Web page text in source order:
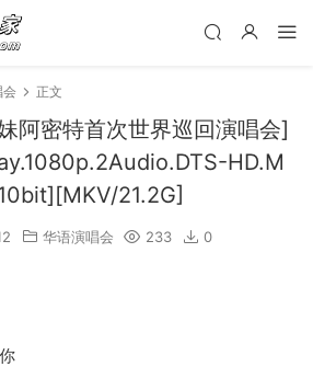
会 正文
阿密特首次世界巡回演唱会]
HD.M
21.2G]
华语演唱会 233 0